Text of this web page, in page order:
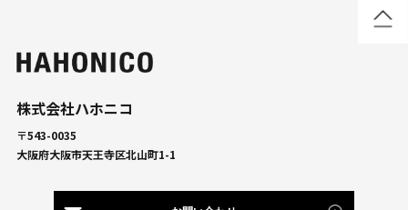
株式会社ハホニコ
〒543-0035
大阪府大阪市天王寺区北山町1-1